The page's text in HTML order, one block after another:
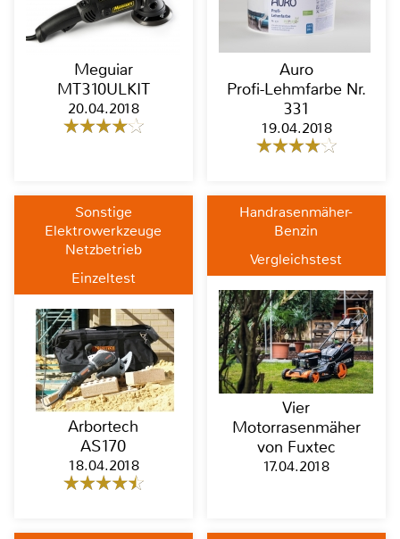
Meguiar
MT310ULKIT
20.04.2018
Auro
Profi-Lehmfarbe Nr.
331
19.04.2018
Sonstige
Elektrowerkzeuge
Netzbetrieb
Einzeltest
Arbortech
AS170
18.04.2018
Handrasenmäher-
Benzin
Vergleichstest
Vier
Motorrasenmäher
von Fuxtec
17.04.2018